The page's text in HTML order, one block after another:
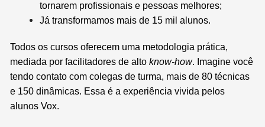
tornarem profissionais e pessoas melhores;
Já transformamos mais de 15 mil alunos.
Todos os cursos oferecem uma metodologia prática,
mediada por facilitadores de altoknow-how. Imagine você
tendo contato com colegas de turma, mais de 80 técnicas
e 150 dinâmicas. Essa é a experiência vivida pelos
alunos Vox.